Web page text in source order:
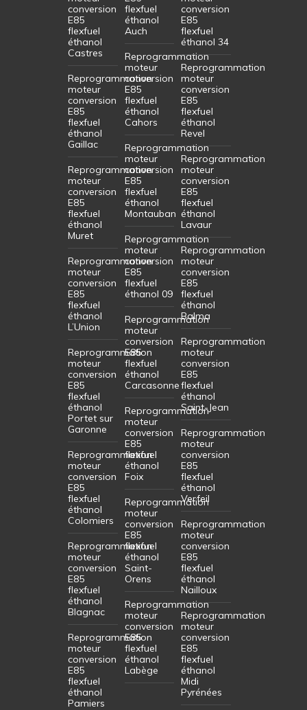
conversion
E85
flexfuel
éthanol
Castres
Reprogrammation
moteur
conversion
E85
flexfuel
éthanol
Gaillac
Reprogrammation
moteur
conversion
E85
flexfuel
éthanol
Muret
Reprogrammation
moteur
conversion
E85
flexfuel
éthanol
L’Union
Reprogrammation
moteur
conversion
E85
flexfuel
éthanol
Portet sur
Garonne
Reprogrammation
moteur
conversion
E85
flexfuel
éthanol
Colomiers
Reprogrammation
moteur
conversion
E85
flexfuel
éthanol
Blagnac
Reprogrammation
moteur
conversion
E85
flexfuel
éthanol
Pamiers
flexfuel
éthanol
Auch
Reprogrammation
moteur
conversion
E85
flexfuel
éthanol
Cahors
Reprogrammation
moteur
conversion
E85
flexfuel
éthanol
Montauban
Reprogrammation
moteur
conversion
E85
flexfuel
éthanol 09
Reprogrammation
moteur
conversion
E85
flexfuel
éthanol
Carcasonne
Reprogrammation
moteur
conversion
E85
flexfuel
éthanol
Foix
Reprogrammation
moteur
conversion
E85
flexfuel
éthanol
Saint-
Orens
Reprogrammation
moteur
conversion
E85
flexfuel
éthanol
Labège
conversion
E85
flexfuel
éthanol 34
Reprogrammation
moteur
conversion
E85
flexfuel
éthanol
Revel
Reprogrammation
moteur
conversion
E85
flexfuel
éthanol
Lavaur
Reprogrammation
moteur
conversion
E85
flexfuel
éthanol
Balma
Reprogrammation
moteur
conversion
E85
flexfuel
éthanol
Saint-Jean
Reprogrammation
moteur
conversion
E85
flexfuel
éthanol
Verfeil
Reprogrammation
moteur
conversion
E85
flexfuel
éthanol
Nailloux
Reprogrammation
moteur
conversion
E85
flexfuel
éthanol
Midi
Pyrénées